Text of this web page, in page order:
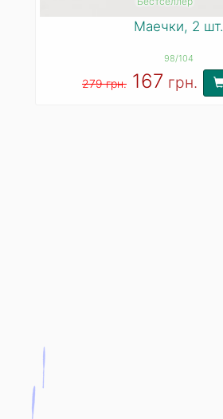
Маечки, 2 шт.
98/104
279 грн. 167 грн.